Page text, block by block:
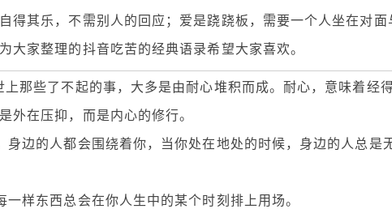
得其乐，不需别人的回应；爱是跷跷板，需要一个人坐在对面
家整理的抖音吃苦的经典语录希望大家喜欢。
那些了不起的事，大多是由耐心堆积而成。耐心，意味着经
外在压抑，而是内心的修行。
边的人都会围绕着你，当你处在地处的时候，身边的人总是
样东西总会在你人生中的某个时刻排上用场。